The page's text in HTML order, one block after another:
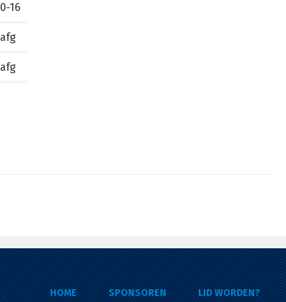
0-16
afg
afg
HOME SPONSOREN LID WORDEN?